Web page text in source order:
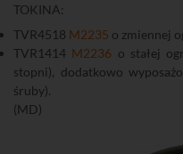
TOKINA:
TVR4518 M2235 o zmiennej
TVR1414 M2236 o stałej
stopni), dodatkowo
śruby).
(MD)